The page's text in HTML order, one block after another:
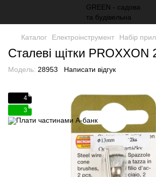
Каталог Електроінструмент Набір
Сталеві щітки PROXXON
Модель: 28953 Написати відгук
4
3